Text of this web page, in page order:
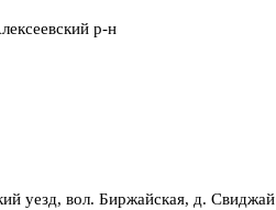
р-н
уезд, вол. Биржайская, д. Свиджай